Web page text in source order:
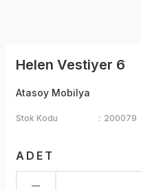
Helen Vestiyer 6
Atasoy Mobilya
Stok Kodu 200079
ADET